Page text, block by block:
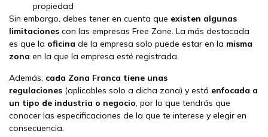
propiedad
Sin embargo, debes tener en cuenta que existen algunas
limitaciones con las empresas Free Zone. La más destacada
es que la oficina de la empresa solo puede estar en la misma
zona en la que la empresa esté registrada.
Además, cada Zona Franca tiene unas
regulaciones (aplicables solo a dicha zona) y está enfocada a
un tipo de industria o negocio, por lo que tendrás que
conocer las especificaciones de la que te interese y elegir en
consecuencia.